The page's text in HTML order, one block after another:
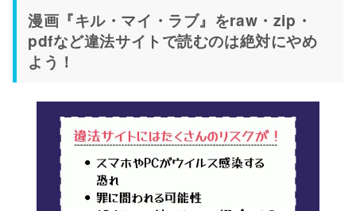
漫画『キル・マイ・ラブ』をraw・zip・
pdfなど違法サイトで読むのは絶対にやめ
よう！